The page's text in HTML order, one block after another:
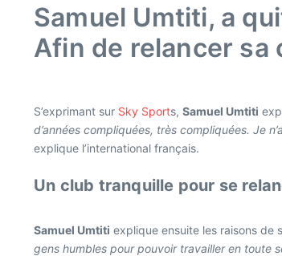
Samuel Umtiti, a
Afin de relancer sa
S’exprimant sur Sky Sports, Samuel Umtiti
d’années compliquées, très compliquées. Je
explique l’international français.
Un club tranquille pour se
Samuel Umtiti explique ensuite les raisons de
gens humbles pour pouvoir travailler en toute